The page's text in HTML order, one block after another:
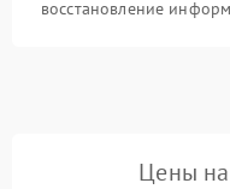
восстановление
Цены на